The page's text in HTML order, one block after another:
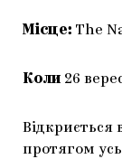
Місце: The
Коли 26
Відкриється
протягом